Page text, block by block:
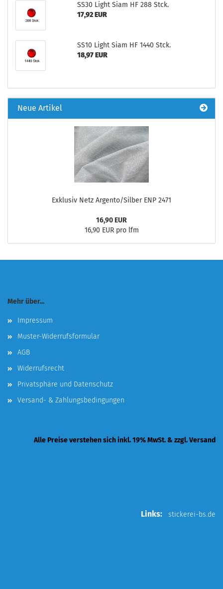
SS30 Light Siam HF 288 Stck.
17,92 EUR
SS10 Light Siam HF 1440 Stck.
18,97 EUR
Neue Artikel
Exklusiv Netz Argento/Silber ENP 2471
16,90 EUR
16,90 EUR pro lfm
Mehr über...
Impressum
Muster-Widerrufsformular
AGB
Widerrufsrecht
Privatsphäre und Datenschutz
Versand- & Zahlungsbedingungen
Alle Preise verstehen sich inkl. 19% MwSt. & zzgl. Versand
Links: stickerei-bs.de